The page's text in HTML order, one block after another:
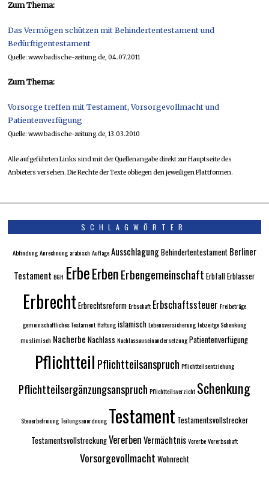
Zum Thema:
Das Vermögen schützen mit Behindertentestament und
Bedürftigentestament
Quelle: www.badische-zeitung.de, 04.07.2011
Zum Thema:
Vorsorge treffen mit Testament, Vorsorgevollmacht und
Patientenverfügung
Quelle: www.badische-zeitung.de, 13.03.2010
Alle aufgeführten Links sind mit der Quellenangabe direkt zur Hauptseite des
Anbieters versehen. Die Rechte der Texte obliegen den jeweiligen Plattformen.
SCHLAGWÖRTER
AbfindungAnrechnungarabisch AuflageAusschlagungBehindertentestament Berliner
Testament BGH ErbeErbenErbengemeinschaft ErbfallErblasser
Erbrecht ErbrechtsreformErbschaft Erbschaftssteuer Freibeträge
gemeinschaftliches TestamentHaftungislamischLebensversicherunglebzeitge Schenkung
muslimisch Nacherbe Nachlass NachlassauseinandersetzungPatientenverfügung
Pflichtteil Pflichtteilsanspruch Pflichtteilsentziehung
Pflichtteilsergänzungsanspruch Pflichtteilsverzicht Schenkung
SteuerbefreiungTeilungsanordnung Testament Testamentsvollstrecker
TestamentsvollstreckungVererbenVermächtnisVorerbeVorerbschaft
Vorsorgevollmacht Wohnrecht